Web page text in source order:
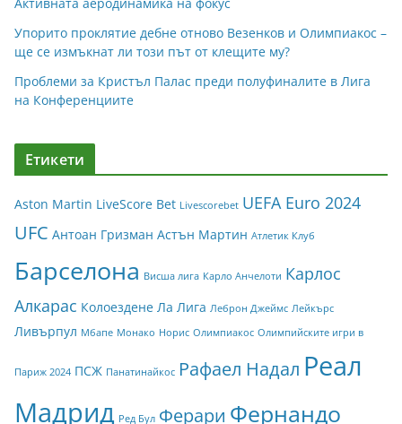
Активната аеродинамика на фокус
Упорито проклятие дебне отново Везенков и Олимпиакос –
ще се измъкнат ли този път от клещите му?
Проблеми за Кристъл Палас преди полуфиналите в Лига
на Конференциите
Етикети
Aston Martin LiveScore Bet Livescorebet UEFA Euro 2024
UFC Антоан Гризман Астън Мартин Атлетик Клуб
Барселона Висша лига Карло Анчелоти Карлос
Алкарас Колоездене Ла Лига Леброн Джеймс Лейкърс
Ливърпул Мбапе Монако Норис Олимпиакос Олимпийските игри в
Париж 2024 ПСЖ Панатинайкос Рафаел Надал Реал
Мадрид Ред Бул Ферари Фернандо